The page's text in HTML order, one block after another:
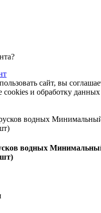
сайт, вы
cookies и обработку данных
водных